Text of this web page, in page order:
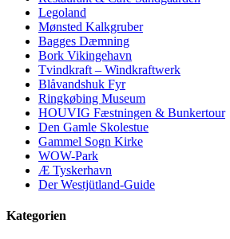
Legoland
Mønsted Kalkgruber
Bagges Dæmning
Bork Vikingehavn
Tvindkraft – Windkraftwerk
Blåvandshuk Fyr
Ringkøbing Museum
HOUVIG Fæstningen & Bunkertour
Den Gamle Skolestue
Gammel Sogn Kirke
WOW-Park
Æ Tyskerhavn
Der Westjütland-Guide
Kategorien